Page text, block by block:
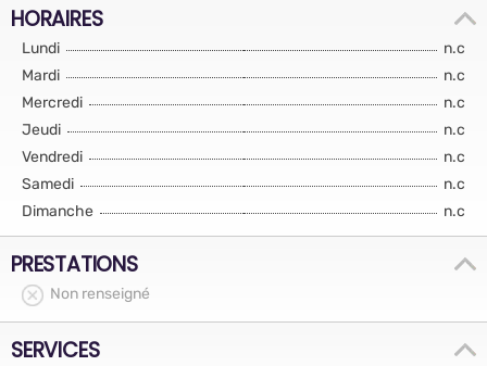
HORAIRES
Lundi
n.c
Mardi
n.c
Mercredi
n.c
Jeudi
n.c
Vendredi
n.c
Samedi
n.c
Dimanche
n.c
PRESTATIONS
Non renseigné
SERVICES